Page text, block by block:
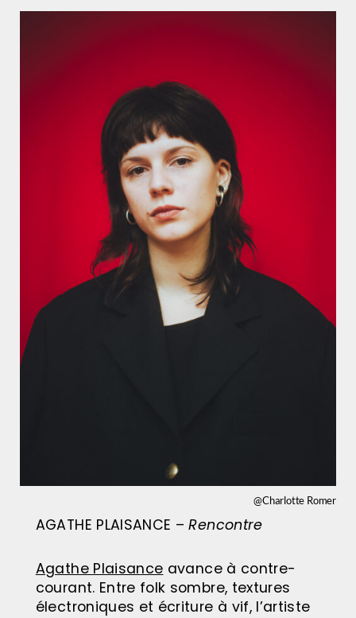
@Charlotte Romer
AGATHE PLAISANCE –Rencontre
Agathe Plaisance avance à contre-
courant. Entre folk sombre, textures
électroniques et écriture à vif, l’artiste